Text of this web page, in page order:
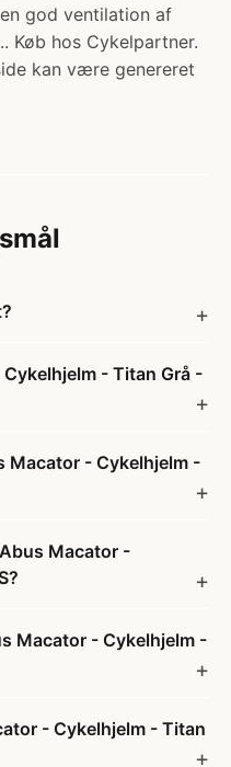
god ventilation af
Køb hos Cykelpartner.
kan være genereret
- Titan Grå -
Macator - Cykelhjelm -
Macator -
Macator - Cykelhjelm -
- Cykelhjelm - Titan